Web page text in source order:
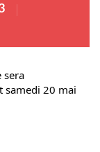
sera
samedi 20 mai